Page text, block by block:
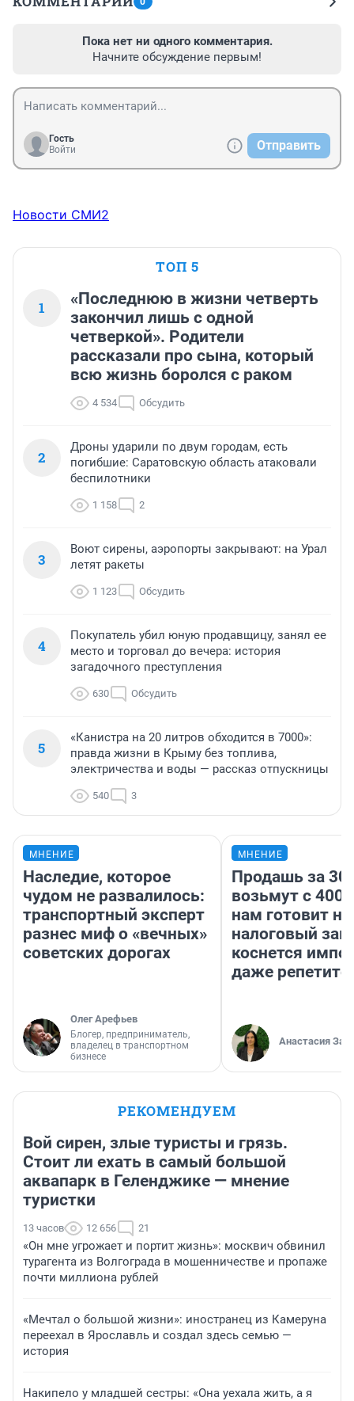
Пока нет ни одного комментария.
Начните обсуждение первым!
Гость
Войти
Отправить
Новости СМИ2
ТОП 5
1
«Последнюю в жизни четверть
закончил лишь с одной
четверкой». Родители
рассказали про сына, который
всю жизнь боролся с раком
4 534 Обсудить
2
Дроны ударили по двум городам, есть
погибшие: Саратовскую область атаковали
беспилотники
1 158 2
3
Воют сирены, аэропорты закрывают: на Урал
летят ракеты
1 123 Обсудить
4
Покупатель убил юную продавщицу, занял ее
место и торговал до вечера: история
загадочного преступления
630 Обсудить
5
«Канистра на 20 литров обходится в 7000»:
правда жизни в Крыму без топлива,
электричества и воды — рассказ отпускницы
540 3
МНЕНИЕ
Наследие, которое
чудом не развалилось:
транспортный эксперт
разнес миф о «вечных»
советских дорогах
Олег Арефьев
Блогер, предприниматель,
владелец в транспортном
бизнесе
МНЕНИЕ
Продашь за
возьмут с
нам готовит
налоговый
коснется
даже
Анастасия
РЕКОМЕНДУЕМ
Вой сирен, злые туристы и грязь.
Стоит ли ехать в самый большой
аквапарк в Геленджике — мнение
туристки
13 часов 12 656 21
«Он мне угрожает и портит жизнь»: москвич обвинил
турагента из Волгограда в мошенничестве и пропаже
почти миллиона рублей
«Мечтал о большой жизни»: иностранец из Камеруна
переехал в Ярославль и создал здесь семью —
история
Накипело у младшей сестры: «Она уехала жить, а я